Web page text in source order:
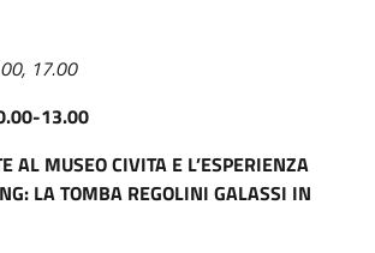
17.00
13.00
AL MUSEO CIVITA E L’ESPERIENZA
LA TOMBA REGOLINI GALASSI IN